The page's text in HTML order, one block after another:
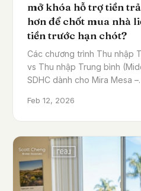
mở khóa hỗ trợ tiền
hơn để chốt mua nhà
tiền trước hạn chót?
Các chương trình Thu nhập
vs Thu nhập Trung bình
SDHC dành cho Mira Mesa
Feb 12, 2026